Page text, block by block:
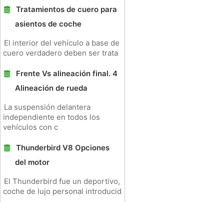
Tratamientos de cuero para
asientos de coche
El interior del vehículo a base de
cuero verdadero deben ser trata
Frente Vs alineación final. 4
Alineación de rueda
La suspensión delantera
independiente en todos los
vehículos con c
Thunderbird V8 Opciones
del motor
El Thunderbird fue un deportivo,
coche de lujo personal introducid